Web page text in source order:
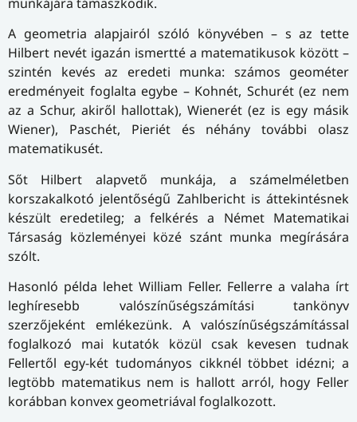
A geometria alapjairól szóló könyvében – s az tette
Hilbert nevét igazán ismertté a matematikusok között –
szintén kevés az eredeti munka: számos geométer
eredményeit foglalta egybe – Kohnét, Schurét (ez nem
az a Schur, akiről hallottak), Wienerét (ez is egy másik
Wiener), Paschét, Pieriét és néhány további olasz
matematikusét.
Sőt Hilbert alapvető munkája, a számelméletben
korszakalkotó jelentőségű Zahlbericht is áttekintésnek
készült eredetileg; a felkérés a Német Matematikai
Társaság közleményei közé szánt munka megírására
szólt.
Hasonló példa lehet William Feller. Fellerre a valaha írt
leghíresebb valószínűségszámítási tankönyv
szerzőjeként emlékezünk. A valószínűségszámítással
foglalkozó mai kutatók közül csak kevesen tudnak
Fellertől egy-két tu­do­má­nyos cikknél többet idézni; a
legtöbb matematikus nem is hallott arról, hogy Feller
korábban konvex geometriával foglalkozott.